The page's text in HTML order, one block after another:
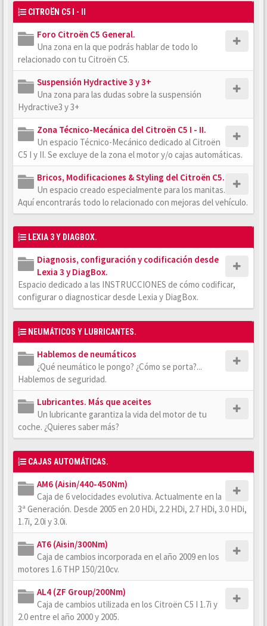
CITROËN C5 I - II
Foro Citroën C5 General.
Una zona en la que podrás hablar de todo lo
relacionado con tu Citroën C5.
Suspensión Hydractive 3 y 3+
Una zona para las dudas sobre la suspensión
Hydractive3 y 3+
Zona Técnico-Mecánica del Citroën C5 I - II.
Un espacio Técnico-Mecánico dedicado al Citroën
C5 I y II. Se excluye de la zona el motor y/o cajas automáticas.
Bricos, Modificaciones & Styling del Citroën C5.
Un espacio creado especialmente para los manitas.
Aquí encontrarás todo lo relacionado con mejoras del vehículo.
LEXIA 3 Y DIAGBOX.
Diagnosis, configuración y codificación desde
Lexia 3 y DiagBox.
Espacio dedicado a las INSTRUCCIONES de cómo codificar,
configurar o diagnosticar desde Lexia y DiagBox.
NEUMÁTICOS Y LUBRICANTES.
Hablemos de neumáticos
¿Qué neumático le pongo? ¿Cómo se porta?...
Hablemos de seguridad.
Lubricantes. Más que aceites
Un lubricante garantiza la vida del motor de tu
coche. ¿Quieres saber más?
CAJAS AUTOMÁTICAS.
AM6 (Aisin/440-450Nm)
Caja de 6 velocidades evolutiva. Actualmente en la
3ª Generación. Desde 2005 en 2.0 HDi, 2.2 HDi, 2.7 HDi, 3.0 HDi,
1.7i, 2.0i y 3.0i.
AT6 (Aisin/300Nm)
Caja de cambios incorporada en el año 2009 en los
motores 1.6 THP 150/210cv.
AL4 (ZF Group/200Nm)
Caja de cambios utilizada en los Citroën C5 I 1.7i y
2.0 entre el año 2000 y 2005.